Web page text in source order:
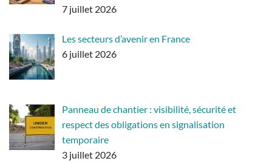
7 juillet 2026
Les secteurs d’avenir en France
6 juillet 2026
Panneau de chantier : visibilité, sécurité et
respect des obligations en signalisation
temporaire
3 juillet 2026